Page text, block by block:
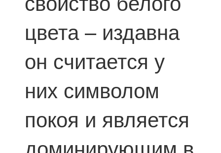
цвета – издавна
он считается у
них символом
покоя и является